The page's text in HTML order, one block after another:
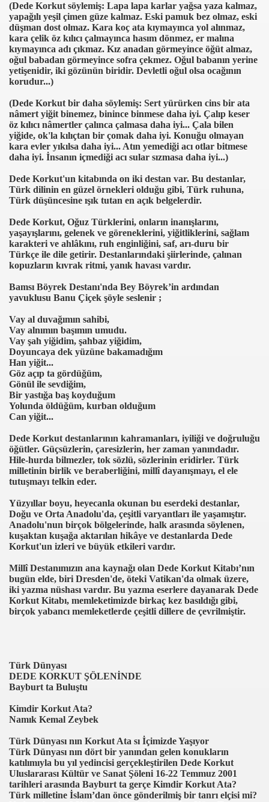
(Dede Korkut söylemiş: Lapa lapa karlar yağsa yaza kalmaz,
yapağılı yeşil çimen güze kalmaz. Eski pamuk bez olmaz, eski
düşman dost olmaz. Kara koç ata kıymayınca yol alınmaz,
kara çelik öz kılıcı çalmayınca hasım dönmez, er malına
kıymayınca adı çıkmaz. Kız anadan görmeyince öğüt almaz,
oğul babadan görmeyince sofra çekmez. Oğul babanın yerine
yetişenidir, iki gözünün biridir. Devletli oğul olsa ocağının
korudur...)
(Dede Korkut bir daha söylemiş: Sert yürürken cins bir ata
nâmert yiğit binemez, binince binmese daha iyi. Çalıp keser
öz kılıcı nâmertler çalınca çalmasa daha iyi... Çala bilen
yiğide, ok'la kılıçtan bir çomak daha iyi. Konuğu olmayan
kara evler yıkılsa daha iyi... Atın yemediği acı otlar bitmese
daha iyi. İnsanın içmediği acı sular sızmasa daha iyi...)
Dede Korkut'un kitabında on iki destan var. Bu destanlar,
Türk dilinin en güzel örnekleri olduğu gibi, Türk ruhuna,
Türk düşüncesine ışık tutan en açık belgelerdir.
Dede Korkut, Oğuz Türklerini, onların inanışlarını,
yaşayışlarını, gelenek ve göreneklerini, yiğitliklerini, sağlam
karakteri ve ahlâkını, ruh enginliğini, saf, arı-duru bir
Türkçe ile dile getirir. Destanlarındaki şiirlerinde, çalınan
kopuzların kıvrak ritmi, yanık havası vardır.
Bamsı Böyrek Destanı'nda Bey Böyrek’in ardından
yavuklusu Banu Çiçek şöyle seslenir ;
Vay al duvağımın sahibi,
Vay alnımın başımın umudu.
Vay şah yiğidim, şahbaz yiğidim,
Doyuncaya dek yüzüne bakamadığım
Han yiğit...
Göz açıp ta gördüğüm,
Gönül ile sevdiğim,
Bir yastığa baş koyduğum
Yolunda öldüğüm, kurban olduğum
Can yiğit...
Dede Korkut destanlarının kahramanları, iyiliği ve doğruluğu
öğütler. Güçsüzlerin, çaresizlerin, her zaman yanındadır.
Hile-hurda bilmezler, tok sözlü, sözlerinin eridirler. Türk
milletinin birlik ve beraberliğini, millî dayanışmayı, el ele
tutuşmayı telkin eder.
Yüzyıllar boyu, heyecanla okunan bu eserdeki destanlar,
Doğu ve Orta Anadolu'da, çeşitli varyantları ile yaşamıştır.
Anadolu'nun birçok bölgelerinde, halk arasında söylenen,
kuşaktan kuşağa aktarılan hikâye ve destanlarda Dede
Korkut'un izleri ve büyük etkileri vardır.
Millî Destanımızın ana kaynağı olan Dede Korkut Kitabı’nın
bugün elde, biri Dresden'de, öteki Vatikan'da olmak üzere,
iki yazma nüshası vardır. Bu yazma eserlere dayanarak Dede
Korkut Kitabı, memleketimizde birkaç kez basıldığı gibi,
birçok yabancı memleketlerde çeşitli dillere de çevrilmiştir.
Türk Dünyası
DEDE KORKUT ŞÖLENİNDE
Bayburt ta Buluştu
Kimdir Korkut Ata?
Namık Kemal Zeybek
Türk Dünyası nın Korkut Ata sı İçimizde Yaşıyor
Türk Dünyası nın dört bir yanından gelen konukların
katılımıyla bu yıl yedincisi gerçekleştirilen Dede Korkut
Uluslararası Kültür ve Sanat Şöleni 16-22 Temmuz 2001
tarihleri arasında Bayburt ta gerçe Kimdir Korkut Ata?
Türk milletine İslam’dan önce gönderilmiş bir tanrı elçisi mi?